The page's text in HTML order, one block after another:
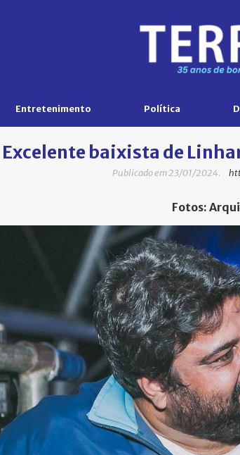
Entretenimento Política
Excelente baixista de
Publicado em 23/01/2024.
Fotos: